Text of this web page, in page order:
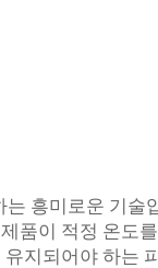
흥미로운 기술
품이 적정 온도
지되어야 하는